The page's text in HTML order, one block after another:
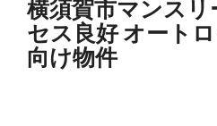
ス
リ
ー
横須賀市マンスリ
セス良好 オート
向け物件